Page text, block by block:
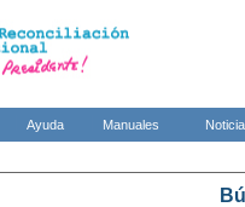
Ayuda Manuales